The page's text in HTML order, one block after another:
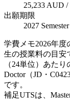
25,233 AUD /
出願期限
2027
学費メモ2026年度
生の授業料の目安
（24単位）あた
Doctor（JD・
です。
補足UTSは、